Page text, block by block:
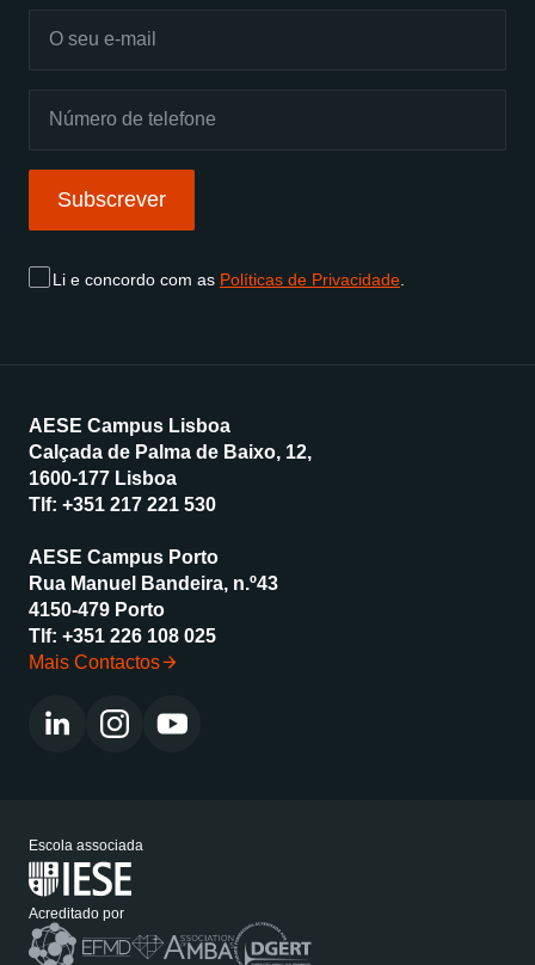
Subscrever
Li e concordo com as Políticas de Privacidade
AESE Campus Lisboa
Calçada de Palma de Baixo, 12,
1600-177 Lisboa
Tlf: +351 217 221 530
AESE Campus Porto
Rua Manuel Bandeira, n.º43
4150-479 Porto
Tlf: +351 226 108 025
Mais Contactos
Escola associada
Acreditado por